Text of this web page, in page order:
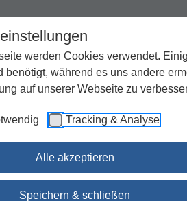
werden Cookies verwendet.
benötigt, während es uns andere
auf unserer Webseite zu
Tracking & Analyse
Alle akzeptieren
Speichern & schließen
Geschenke Kirchenjahr /